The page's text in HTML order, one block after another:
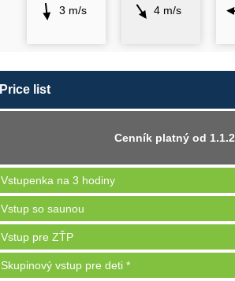
3 m/s 4 m/s
Price list
Cenník platný od
Vstupenka na 3 hodiny
Vstup so saunou
Vstup pre ZŤP
Skupinový vstup pre deti *